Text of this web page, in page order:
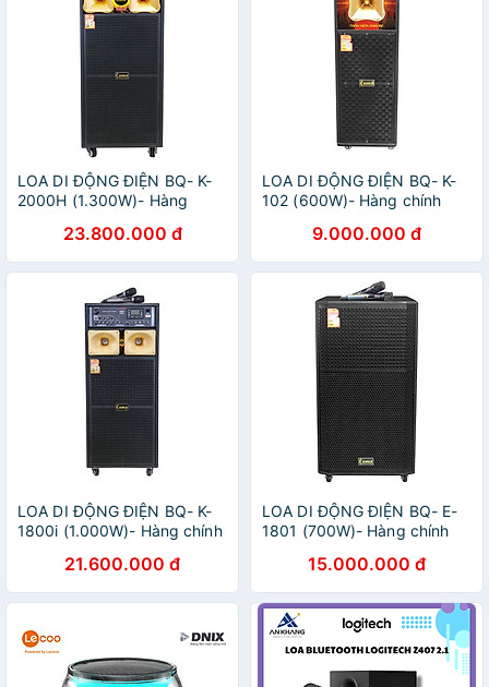
LOA DI ĐỘNG ĐIỆN BQ- K-
2000H (1.300W)- Hàng
23.800.000 đ
LOA DI ĐỘNG ĐIỆN BQ- K-
102 (600W)- Hàng chính
9.000.000 đ
LOA DI ĐỘNG ĐIỆN BQ- K-
1800i (1.000W)- Hàng chính
21.600.000 đ
LOA DI ĐỘNG ĐIỆN BQ- E-
1801 (700W)- Hàng chính
15.000.000 đ